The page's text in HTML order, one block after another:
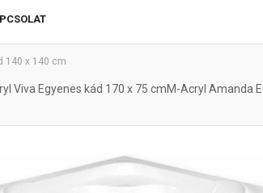
140 x 140 cm
Viva Egyenes kád 170 x 75 cmM-Acryl Amanda